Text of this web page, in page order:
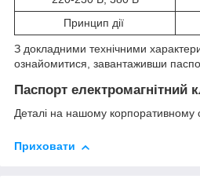
Принцип дії
З докладними технічними
ознайомитися, завантаживши
Паспорт електромагнітний
Деталі на нашому корпоративному
Приховати